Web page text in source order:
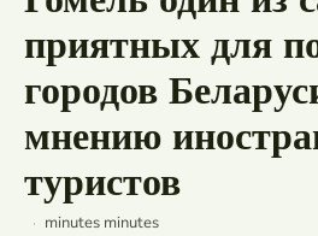
Шатер для свадьбы и
Свадьбы
По городам
Страны
Россия
приятных для
городов
мнению
туристов
minutes minutes